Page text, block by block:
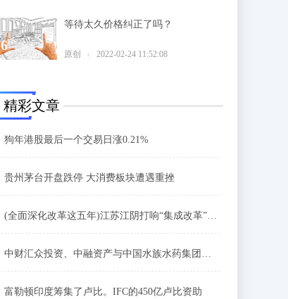
等待太久价格纠正了吗？
原创 2022-02-24 11:52:08
6
精彩文章
狗年港股最后一个交易日涨0.21%
贵州茅台开盘跌停 大消费板块遭遇重挫
(全面深化改革这五年)江苏江阴打响“集成改革”品牌 探路县域治理现代化建设
中财汇众投资、中融资产与中国水族水药集团洽谈合作事宜
富勒顿印度筹集了卢比。IFC的450亿卢比资助